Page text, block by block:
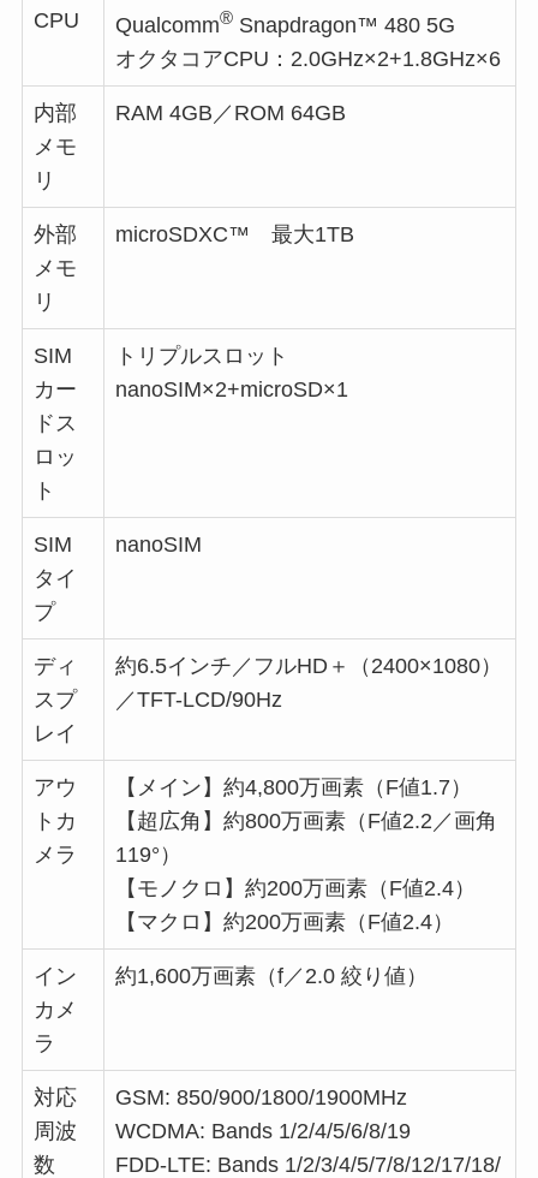
CPU Qualcomm®Snapdragon™ 480 5G
オクタコアCPU：2.0GHz×2+1.8GHz×6
内部
メモ
リ
RAM 4GB／ROM 64GB
外部
メモ
リ
microSDXC™ 最大1TB
SIM
カー
ドス
ロッ
ト
トリプルスロット
nanoSIM×2+microSD×1
SIM
タイ
プ
nanoSIM
ディ
スプ
レイ
約6.5インチ／フルHD＋（2400×1080）
／TFT-LCD/90Hz
アウ
トカ
メラ
【メイン】約4,800万画素（F値1.7）
【超広角】約800万画素（F値2.2／画角
119°）
【モノクロ】約200万画素（F値2.4）
【マクロ】約200万画素（F値2.4）
イン
カメ
ラ
約1,600万画素（f／2.0 絞り値）
対応
周波
数
GSM: 850/900/1800/1900MHz
WCDMA: Bands 1/2/4/5/6/8/19
FDD-LTE: Bands 1/2/3/4/5/7/8/12/17/18/